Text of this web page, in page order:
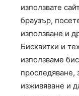
използвате
браузър,
използване и
Бисквитки и
използваме
проследяване,
изживяване и